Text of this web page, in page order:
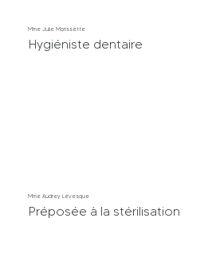
Mme Julie Morissette
Hygiéniste dentaire
Mme Audrey Lévesque
Préposée à la stérilisation